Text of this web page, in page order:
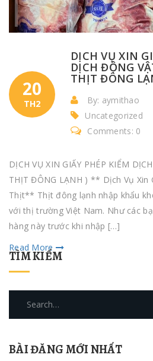
20
TH2
DỊCH VỤ XIN
DỊCH ĐỘNG
THỊT ĐÔNG
By: aymithao
Uncategorized
Comments: 0
DỊCH VỤ XIN GIẤY PHÉP KIỂM
THỊT ĐÔNG LẠNH ) ** Dịch Vụ Xin
Thịt** Thịt đông lạnh nhập khẩu
với thị trường Việt Nam. Như các
hàng này trước khi nhập […]
Read More
TÌM KIẾM
BÀI ĐĂNG MỚI NHẤT